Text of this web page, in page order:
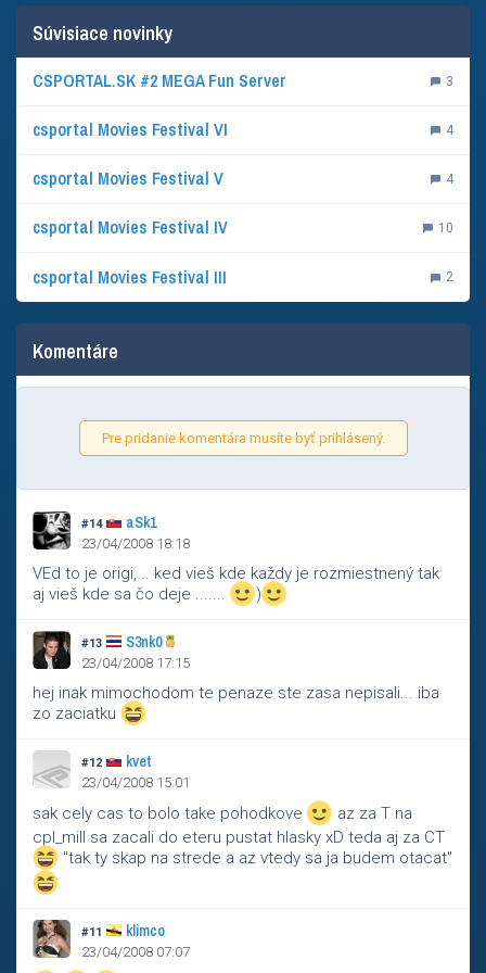
Súvisiace novinky
CSPORTAL.SK #2 MEGA Fun Server 3
csportal Movies Festival VI 4
csportal Movies Festival V 4
csportal Movies Festival IV 10
csportal Movies Festival III 2
Komentáre
Pre pridanie komentára musíte byť prihlásený.
#14 aSk1
23/04/2008 18:18
VEd to je origi, .. ked vieš kde každy je rozmiestnený tak
aj vieš kde sa čo deje .......
)
#13 S3nk0
23/04/2008 17:15
hej inak mimochodom te penaze ste zasa nepisali... iba
zo zaciatku
#12 kvet
23/04/2008 15:01
sak cely cas to bolo take pohodkove
az za T na
cpl_mill sa zacali do eteru pustat hlasky xD teda aj za CT
"tak ty skap na strede a az vtedy sa ja budem otacat"
#11 klimco
23/04/2008 07:07